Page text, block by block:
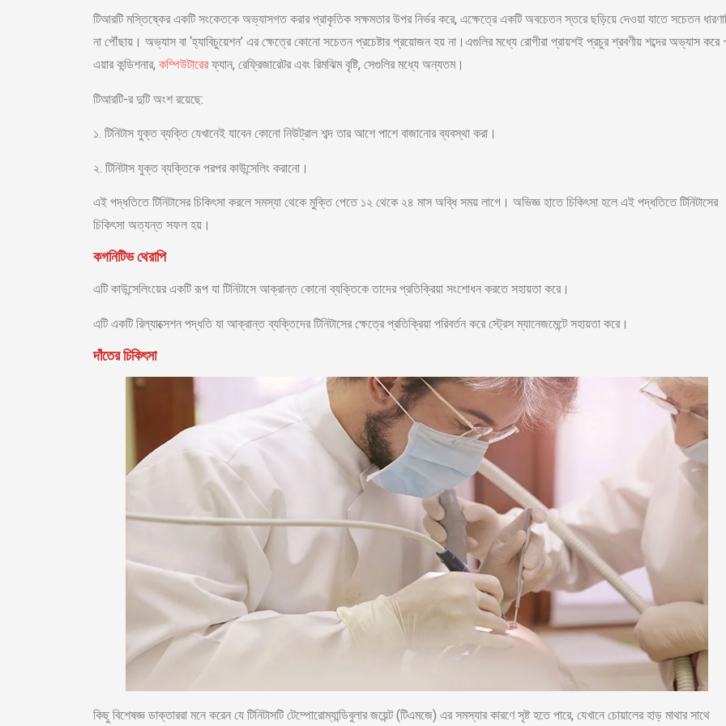
টিআরটি মস্তিষ্কের একটি সংকেতকে অভ্যাসগত করার প্রাকৃতিক সক্ষমতার উপর নির্ভর করে, এক্ষেত্রে একটি অবচেতন স্তরে ছড়িয়ে দেওয়া যাতে সচেতন
না পৌঁছায়। অভ্যাস বা ‘হ্যাবিচুয়েশন’ এর ক্ষেত্রে কোনো সচেতন প্রচেষ্টার প্রয়োজন হয় না।এগুলির মধ্যে রোগীরা প্রায়শই প্রচুর শ্রবণীয় শব্দের অভ্যাস করে
এয়ার কন্ডিশনার, কম্পিউটারেরফ্যান, রেফ্রিজারেটর এবং রিমঝিম বৃষ্টি, সেগুলির মধ্যে অন্যতম।
টিআরটি-র দুটি অংশ রয়েছে:
১. টিনিটাস যুক্ত ব্যক্তি যেখানেই যাবেন কোনো নিউট্রাল শব্দ তার আশে পাশে বাজানোর ব্যবস্থা করা।
২. টিনিটাস যুক্ত ব্যক্তিকে পরপর কাউন্সেলিং করানো।
এই পদ্ধতিতে টিনিটাসের চিকিৎসা করলে সমস্যা থেকে মুক্তি পেতে ১২ থেকে ২৪ মাস অব্ধি সময় লাগে। অভিজ্ঞ হাতে চিকিৎসা হলে এই পদ্ধতিতে টিনিটাসের
চিকিৎসা অত্যন্ত সফল হয়।
কগনিটিভ থেরাপি
এটি কাউন্সেলিংয়ের একটি রূপ যা টিনিটাসে আক্রান্ত কোনো ব্যক্তিকে তাদের প্রতিক্রিয়া সংশোধন করতে সহায়তা করে।
এটি একটি রিল্যাক্সেশন পদ্ধতি যা আক্রান্ত ব্যক্তিদের টিনিটাসের ক্ষেত্রে প্রতিক্রিয়া পরিবর্তন করে স্ট্রেস ম্যানেজমেন্টে সহায়তা করে।
দাঁতের চিকিৎসা
কিছু বিশেষজ্ঞ ডাক্তাররা মনে করেন যে টিনিটাসটি টেম্পোরোম্যান্ডিবুলার জয়েন্ট (টিএমজে) এর সমস্যার কারণে সৃষ্ট হতে পারে, যেখানে চোয়ালের হাড় মাথার সাথে